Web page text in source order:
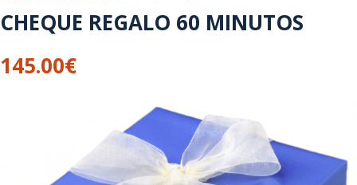
CHEQUE REGALO 60 MINUTOS
145.00€